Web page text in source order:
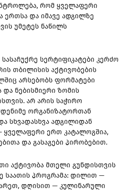
რომ ყველაფერი
ერთსა და იმავე ადგილზე
უმეტეს ნაწილს
სერტიფიკატები კერძო
თბილისის აქტივობების
არსებობს ფორმატები
და ნებისმიერი ზომის
არ არის საჭირო
ორგანიზატორთან
სხვადასხვა ადგილიდან
ყველაფერი ერთ კატალოგშია,
და გასაგები პირობებით.
აქტივობა მთელი გუნდისთვის
საათის პროგრამა: დილით —
დღისით — კულინარული